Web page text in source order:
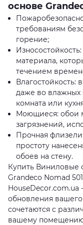
основе
требованиям
горение;
материала,
течением
Влагостойкость:
даже во влажных
комната или
Моющиеся: обои
загрязнений,
Прочная
простоту
обоев на стену.
Купить Виниловые
Grandeco Nomad
обновления
сочетаются с
вашему помещению